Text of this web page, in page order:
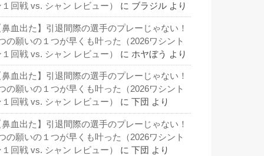
１回戦 vs. シャン レビュー）
に ブラジル より
鼻血出た】引退間際の選手のプレーじゃない！
の願いの１つが早くも叶った（2026ワシント
１回戦 vs. シャン レビュー）
に ホヤぼう より
鼻血出た】引退間際の選手のプレーじゃない！
の願いの１つが早くも叶った（2026ワシント
１回戦 vs. シャン レビュー）
に 下団 より
鼻血出た】引退間際の選手のプレーじゃない！
の願いの１つが早くも叶った（2026ワシント
１回戦 vs. シャン レビュー）
に 下団 より